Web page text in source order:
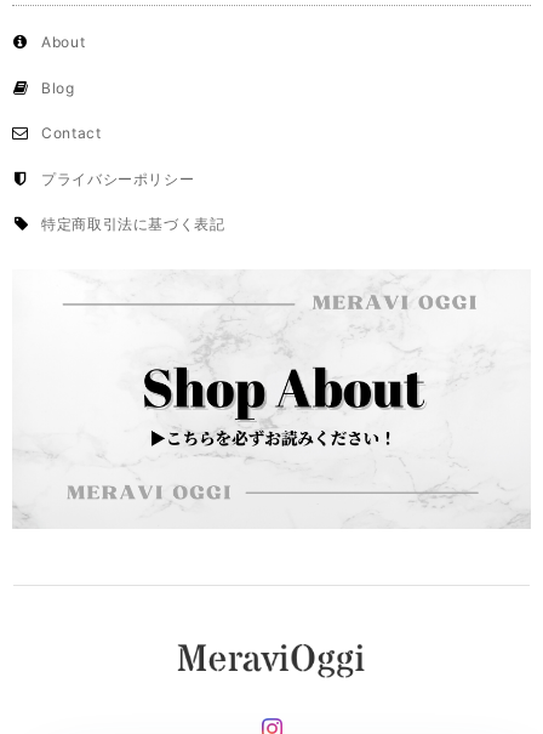
About
Blog
Contact
プライバシーポリシー
特定商取引法に基づく表記